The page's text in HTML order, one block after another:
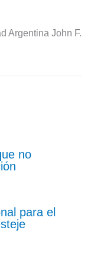
Argentina John F.
no
para el